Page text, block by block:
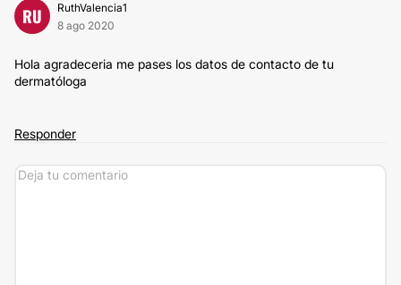
RU
RuthValencia1
8 ago 2020
Hola agradeceria me pases los datos de contacto de tu
dermatóloga
Responder